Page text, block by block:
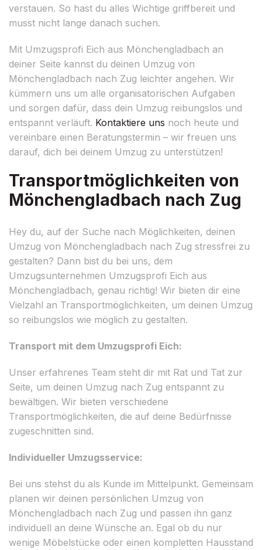
verstauen. So hast du alles Wichtige griffbereit und
musst nicht lange danach suchen.
Mit Umzugsprofi Eich aus Mönchengladbach an
deiner Seite kannst du deinen Umzug von
Mönchengladbach nach Zug leichter angehen. Wir
kümmern uns um alle organisatorischen Aufgaben
und sorgen dafür, dass dein Umzug reibungslos und
entspannt verläuft. Kontaktiere uns noch heute und
vereinbare einen Beratungstermin – wir freuen uns
darauf, dich bei deinem Umzug zu unterstützen!
Transportmöglichkeiten von
Mönchengladbach nach Zug
Hey du, auf der Suche nach Möglichkeiten, deinen
Umzug von Mönchengladbach nach Zug stressfrei zu
gestalten? Dann bist du bei uns, dem
Umzugsunternehmen Umzugsprofi Eich aus
Mönchengladbach, genau richtig! Wir bieten dir eine
Vielzahl an Transportmöglichkeiten, um deinen Umzug
so reibungslos wie möglich zu gestalten.
Transport mit dem Umzugsprofi Eich:
Unser erfahrenes Team steht dir mit Rat und Tat zur
Seite, um deinen Umzug nach Zug entspannt zu
bewältigen. Wir bieten verschiedene
Transportmöglichkeiten, die auf deine Bedürfnisse
zugeschnitten sind.
Individueller Umzugsservice:
Bei uns stehst du als Kunde im Mittelpunkt. Gemeinsam
planen wir deinen persönlichen Umzug von
Mönchengladbach nach Zug und passen ihn ganz
individuell an deine Wünsche an. Egal ob du nur
wenige Möbelstücke oder einen kompletten Hausstand